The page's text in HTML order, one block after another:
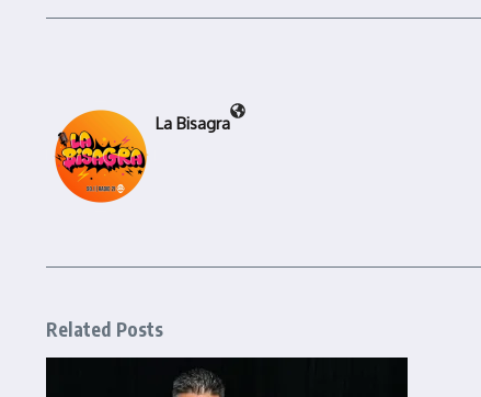
La Bisagra
Related Posts